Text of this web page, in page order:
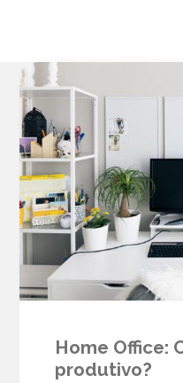
Home Office:
produtivo?